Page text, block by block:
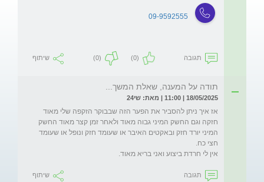
09-9592555
תגובה (0)
(0) שיתוף
תודה על המענה, שאלת המשך...
18/05/2025 | 11:00 | מאת: שי24
אז איך ניתן להסביר את הפער הזה שבבוקר הזקפה שלי מאוד
חזקה וגם החשק המיני גבוה מאוד ולאחר זמן קצר מאוד החשק
המיני יורד חזק ובאקטים האיבר או שעומד חזק ונופל או שעומד
אין לי חרדת ביצוע ואני בריא מאוד.
תגובה שיתוף